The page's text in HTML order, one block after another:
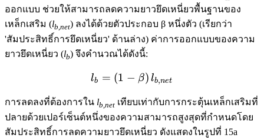
ออกแบบ ช่วยให้สามารถลดความยาวยึดเหนี่ยวพื้นฐานของ
เหล็กเสริม (lb,net) ลงได้ด้วยตัวประกอบ β หนึ่งตัว (เรียกว่า
'สัมประสิทธิ์การยึดเหนี่ยว' ด้านล่าง) ค่าการออกแบบของความ
ยาวยึดเหนี่ยว (lb) จึงคำนวณได้ดังนี้:
l_b = \left(1 -
lb = (1 − β) lb,net
การลดลงที่ต้องการใน lb,net เทียบเท่ากับการกระตุ้นเหล็กเสริมที่
ปลายด้วยเปอร์เซ็นต์หนึ่งของความสามารถสูงสุดที่กำหนดโดย
สัมประสิทธิ์การลดความยาวยึดเหนี่ยว ดังแสดงในรูปที่ 15a